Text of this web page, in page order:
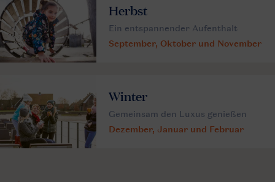
Herbst
Ein entspannender Aufenthalt
September, Oktober und November
Winter
Gemeinsam den Luxus genießen
Dezember, Januar und Februar